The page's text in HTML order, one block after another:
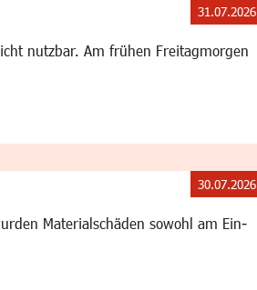
nutzbar. Am frühen Freitagmorgen
31.07.2026
Materialschäden sowohl am Ein-
30.07.2026